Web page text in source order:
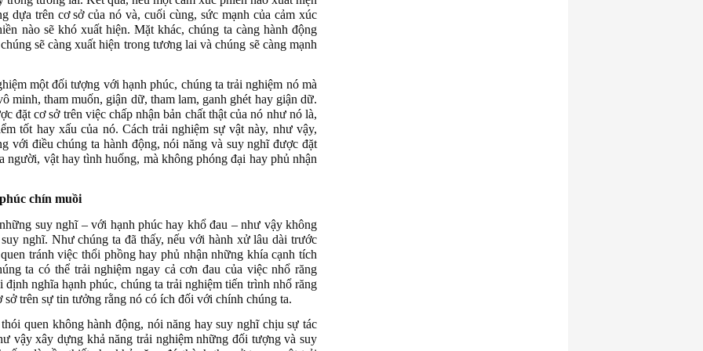
dựa trên cơ sở của nó và, cuối cùng, sức mạnh của cảm xúc
nào sẽ khó xuất hiện. Mặt khác, chúng ta càng hành động
sẽ càng xuất hiện trong tương lai và chúng sẽ càng mạnh
một đối tượng với hạnh phúc, chúng ta trải nghiệm nó mà
minh, tham muốn, giận dữ, tham lam, ganh ghét hay giận dữ.
đặt cơ sở trên việc chấp nhận bản chất thật của nó như nó là,
tốt hay xấu của nó. Cách trải nghiệm sự vật này, như vậy,
với điều chúng ta hành động, nói năng và suy nghĩ được đặt
người, vật hay tình huống, mà không phóng đại hay phủ nhận
chín muồi
suy nghĩ – với hạnh phúc hay khổ đau – như vậy không
nghĩ. Như chúng ta đã thấy, nếu với hành xử lâu dài trước
tránh việc thổi phồng hay phủ nhận những khía cạnh tích
ta có thể trải nghiệm ngay cả cơn đau của việc nhổ răng
nghĩa hạnh phúc, chúng ta trải nghiệm tiến trình nhổ răng
trên sự tin tưởng rằng nó có ích đối với chính chúng ta.
quen không hành động, nói năng hay suy nghĩ chịu sự tác
vậy xây dựng khả năng trải nghiệm những đối tượng và suy